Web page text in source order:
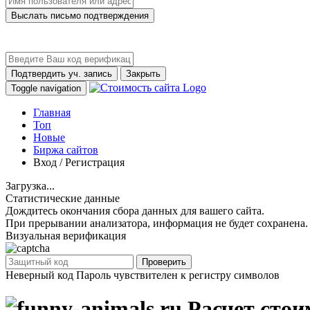
Выслать письмо подтверждения
Подтвердить уч. запись
Закрыть
Toggle navigation
Главная
Топ
Новые
Биржа сайтов
Вход / Регистрация
Загрузка...
Статистические данные
Дождитесь окончания сбора данных для вашего сайта.
При прерывании анализатора, информация не будет сохранена.
Визуальная верификация
Проверить
Неверный код Пароль чувствителен к регистру символов